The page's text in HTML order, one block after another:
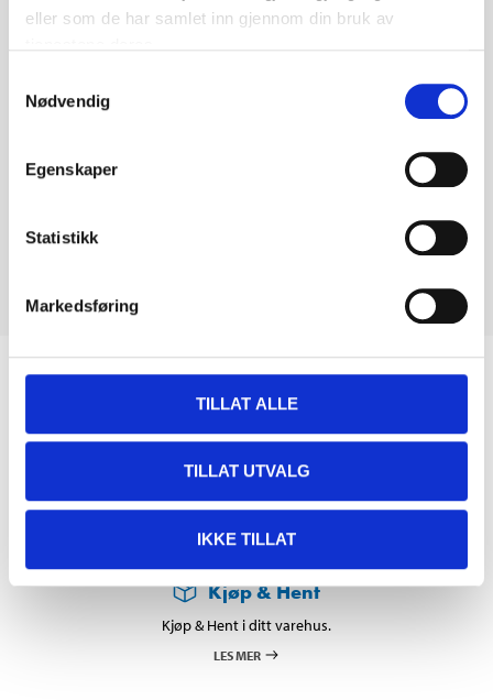
eller som de har samlet inn gjennom din bruk av
Nødvendig
Egenskaper
Statistikk
Markedsføring
TILLAT ALLE
TILLAT UTVALG
IKKE TILLAT
Biltemakortet
DEL OPP DIN BETALING
Kjøp & Hent
Kjøp & Hent i ditt varehus.
LES MER